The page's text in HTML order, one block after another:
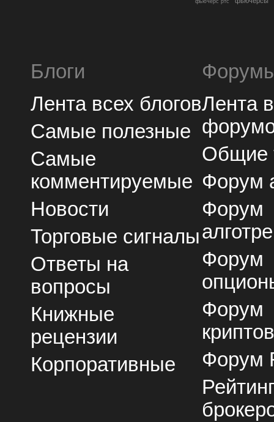
фьючерс ртс
Блоги
Лента всех блогов
Самые полезные
Самые
комментируемые
Новости
Торговые сигналы
Ответы на
вопросы
Книжные
рецензии
Корпоративные
Лента
Общие
Форум
Форум
Форум
Форум
Форум